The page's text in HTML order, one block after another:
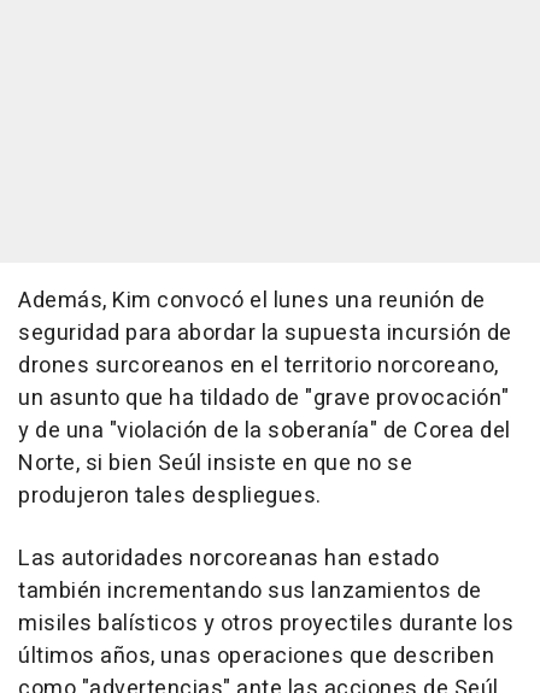
Además, Kim convocó el lunes una reunión de
seguridad para abordar la supuesta incursión de
drones surcoreanos en el territorio norcoreano,
un asunto que ha tildado de "grave provocación"
y de una "violación de la soberanía" de Corea del
Norte, si bien Seúl insiste en que no se
produjeron tales despliegues.
Las autoridades norcoreanas han estado
también incrementando sus lanzamientos de
misiles balísticos y otros proyectiles durante los
últimos años, unas operaciones que describen